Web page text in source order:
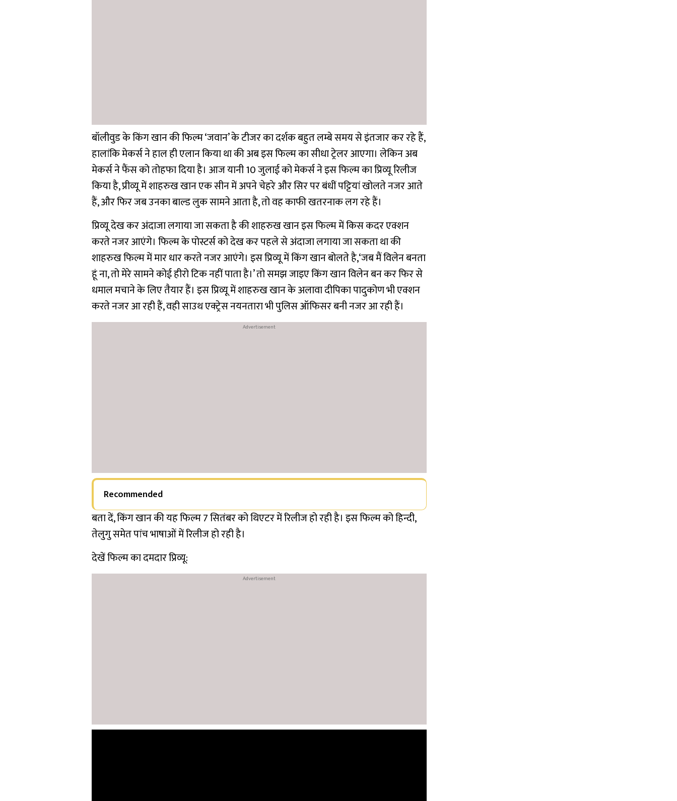
बॉलीवुड के किंग खान की फिल्म ‘जवान’ के टीजर का दर्शक बहुत लम्बे समय से इंतजार कर रहे हैं,
हालांकि मेकर्स ने हाल ही एलान किया था की अब इस फिल्म का सीधा ट्रेलर आएगा। लेकिन अब
मेकर्स ने फैंस को तोहफा दिया है। आज यानी 10 जुलाई को मेकर्स ने इस फिल्म का प्रिव्यू रिलीज
किया है, प्रीव्यू में शाहरुख खान एक सीन में अपने चेहरे और सिर पर बंधीं पट्टियां खोलते नजर आते
हैं, और फिर जब उनका बाल्ड लुक सामने आता है, तो वह काफी खतरनाक लग रहे हैं।
प्रिव्यू देख कर अंदाजा लगाया जा सकता है की शाहरुख खान इस फिल्म में किस कदर एक्शन
करते नजर आएंगे। फिल्म के पोस्टर्स को देख कर पहले से अंदाजा लगाया जा सकता था की
शाहरुख फिल्म में मार धार करते नजर आएंगे। इस प्रिव्यू में किंग खान बोलते है,‘जब मैं विलेन बनता
हूं ना, तो मेरे सामने कोई हीरो टिक नहीं पाता है।’ तो समझ जाइए किंग खान विलेन बन कर फिर से
धमाल मचाने के लिए तैयार हैं। इस प्रिव्यू में शाहरुख खान के अलावा दीपिका पादुकोण भी एक्शन
करते नजर आ रही हैं, वही साउथ एक्ट्रेस नयनतारा भी पुलिस ऑफिसर बनी नजर आ रही हैं।
Recommended
बता दें, किंग खान की यह फिल्म 7 सितंबर को थिएटर में रिलीज हो रही है। इस फिल्म को हिन्दी,
तेलुगु समेत पांच भाषाओं में रिलीज हो रही है।
देखें फिल्म का दमदार प्रिव्यू: